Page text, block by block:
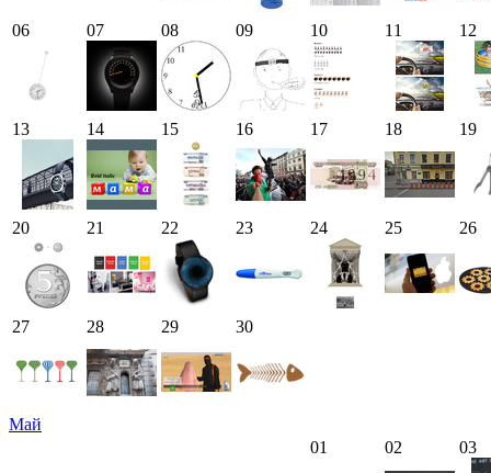
06 07 08 09 10 11 12
13 14 15 16 17 18 19
20 21 22 23 24 25 26
27 28 29 30
Май
01
02 03